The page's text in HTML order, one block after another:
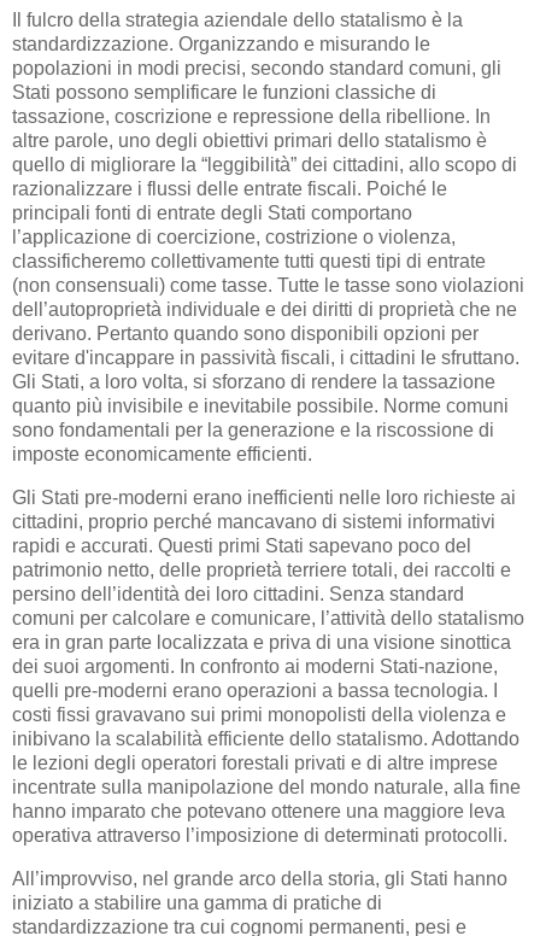
Il fulcro della strategia aziendale dello statalismo è la
standardizzazione. Organizzando e misurando le
popolazioni in modi precisi, secondo standard comuni, gli
Stati possono semplificare le funzioni classiche di
tassazione, coscrizione e repressione della ribellione. In
altre parole, uno degli obiettivi primari dello statalismo è
quello di migliorare la “leggibilità” dei cittadini, allo scopo di
razionalizzare i flussi delle entrate fiscali. Poiché le
principali fonti di entrate degli Stati comportano
l’applicazione di coercizione, costrizione o violenza,
classificheremo collettivamente tutti questi tipi di entrate
(non consensuali) come tasse. Tutte le tasse sono violazioni
dell’autoproprietà individuale e dei diritti di proprietà che ne
derivano. Pertanto quando sono disponibili opzioni per
evitare d'incappare in passività fiscali, i cittadini le sfruttano.
Gli Stati, a loro volta, si sforzano di rendere la tassazione
quanto più invisibile e inevitabile possibile. Norme comuni
sono fondamentali per la generazione e la riscossione di
imposte economicamente efficienti.
Gli Stati pre-moderni erano inefficienti nelle loro richieste ai
cittadini, proprio perché mancavano di sistemi informativi
rapidi e accurati. Questi primi Stati sapevano poco del
patrimonio netto, delle proprietà terriere totali, dei raccolti e
persino dell’identità dei loro cittadini. Senza standard
comuni per calcolare e comunicare, l’attività dello statalismo
era in gran parte localizzata e priva di una visione sinottica
dei suoi argomenti. In confronto ai moderni Stati-nazione,
quelli pre-moderni erano operazioni a bassa tecnologia. I
costi fissi gravavano sui primi monopolisti della violenza e
inibivano la scalabilità efficiente dello statalismo. Adottando
le lezioni degli operatori forestali privati e di altre imprese
incentrate sulla manipolazione del mondo naturale, alla fine
hanno imparato che potevano ottenere una maggiore leva
operativa attraverso l’imposizione di determinati protocolli.
All’improvviso, nel grande arco della storia, gli Stati hanno
iniziato a stabilire una gamma di pratiche di
standardizzazione tra cui cognomi permanenti, pesi e